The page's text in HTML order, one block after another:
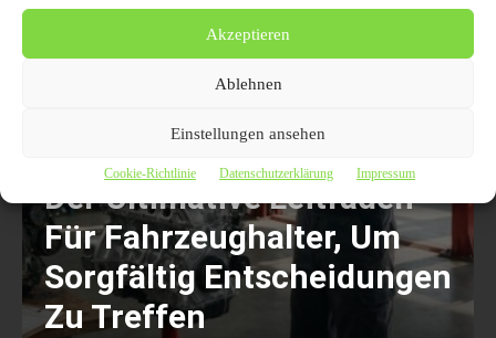
Akzeptieren
Ablehnen
Einstellungen ansehen
Cookie-Richtlinie Datenschutzerklärung Impressum
Motorschaden Bewertung:
Der Ultimative Leitfaden
Für Fahrzeughalter, Um
Sorgfältig Entscheidungen
Zu Treffen